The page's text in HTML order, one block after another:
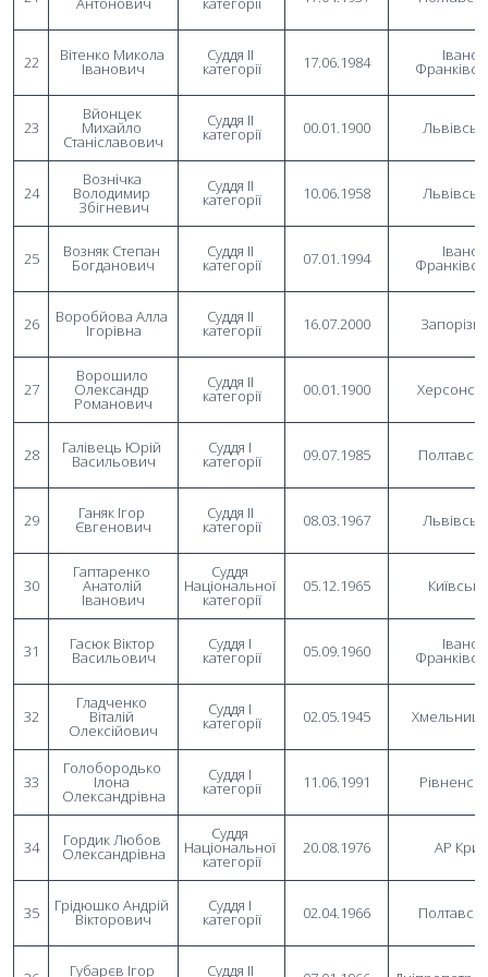
22 Вітенко Микола
Іванович
Суддя II
категорії 17.06.1984 Івано-
23
Вйонцек
Михайло
Станіславович
Суддя II
категорії 00.01.1900
24
Вознічка
Володимир
Збігневич
Суддя II
категорії 10.06.1958
25 Возняк Степан
Богданович
Суддя II
категорії 07.01.1994 Івано-
26 Воробйова Алла
Ігорівна
Суддя II
категорії 16.07.2000
27
Ворошило
Олександр
Романович
Суддя II
категорії 00.01.1900
28 Галівець Юрій
Васильович
Суддя I
категорії 09.07.1985
29 Ганяк Ігор
Євгенович
Суддя II
категорії 08.03.1967
30
Гаптаренко
Анатолій
Іванович
Суддя
Національної
категорії
05.12.1965
31 Гасюк Віктор
Васильович
Суддя I
категорії 05.09.1960 Івано-
32
Гладченко
Віталій
Олексійович
Суддя I
категорії 02.05.1945
33
Голобородько
Ілона
Олександрівна
Суддя I
категорії 11.06.1991
34 Гордик Любов
Олександрівна
Суддя
Національної
категорії
20.08.1976 АР
35 Грідюшко Андрій
Вікторович
Суддя I
категорії 02.04.1966
Губарєв Ігор Суддя II